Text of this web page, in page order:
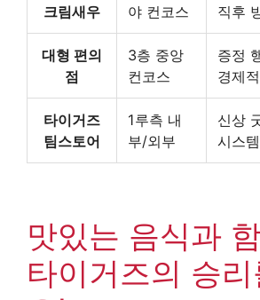
크림새우
야 컨코스
직후
대형 편의
점
3층 중앙
컨코스
증정
경제적
타이거즈
팀스토어
1루측 내
부/외부
신상
시스
맛있는 음식과
타이거즈의 승리